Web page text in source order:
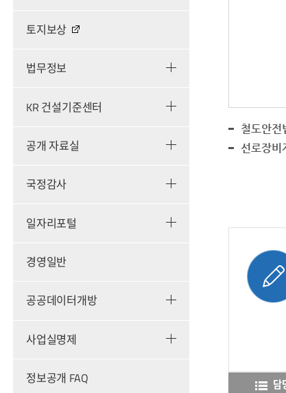
토지보상
법무정보
KR 건설기준센터
공개 자료실
국정감사
일자리포털
경영일반
공공데이터개방
사업실명제
정보공개 FAQ
철도안전
선로장비
담